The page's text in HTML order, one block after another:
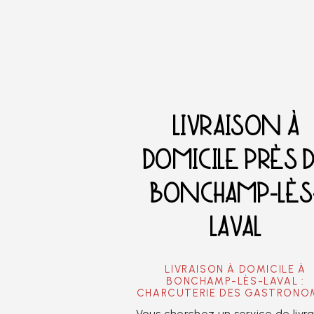
LIVRAISON À
DOMICILE PRÈS
BONCHAMP-
LAVAL
LIVRAISON À DOMICILE À
BONCHAMP-LÈS-LAVAL :
CHARCUTERIE DES